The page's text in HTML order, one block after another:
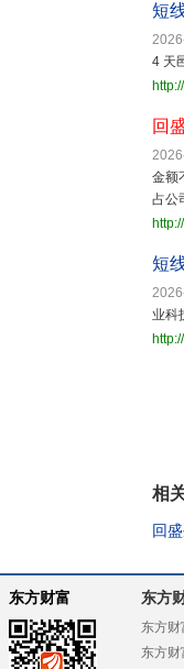
短
4 天
回
金额
占公
短
业科
相
回
东方财富 东方
东方财
东方财